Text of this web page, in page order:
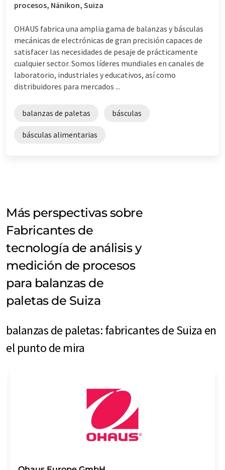
procesos, Nänikon, Suiza
OHAUS fabrica una amplia gama de balanzas y básculas
mecánicas de electrónicas de gran precisión capaces de
satisfacer las necesidades de pesaje de prácticamente
cualquier sector. Somos líderes mundiales en canales de
laboratorio, industriales y educativos, así como
distribuidores para mercados ...
balanzas de paletas básculas
básculas alimentarias
Más perspectivas sobre
Fabricantes de
tecnología de análisis y
medición de procesos
para balanzas de
paletas de Suiza
balanzas de paletas: fabricantes de Suiza en
el punto de mira